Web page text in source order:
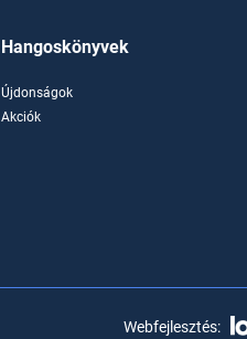
Hangoskönyvek
Újdonságok
Akciók
Webfejlesztés: